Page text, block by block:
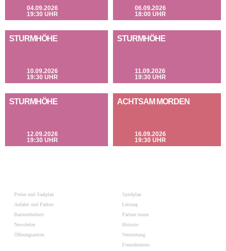
04.09.2026
19:30 UHR
06.09.2026
18:00 UHR
STURMHÖHE
10.09.2026
19:30 UHR
STURMHÖHE
11.09.2026
19:30 UHR
STURMHÖHE
12.09.2026
19:30 UHR
ACHTSAM MORDEN
16.09.2026
19:30 UHR
Preise und Saalplan
Anfahrt und Parken
Barrierefreiheit
Newsletter
Öffnungszeiten
Spielplan
Leitung
Partner:innen
Historie
Vermietung
Freundeskreis